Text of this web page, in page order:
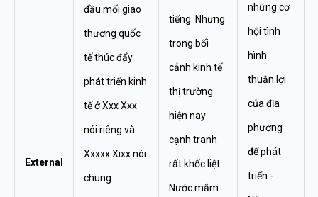
External
đầu mối giao
thương quốc
tế thúc đẩy
phát triển kinh
tế ở Xxx Xxx
nói riêng và
Xxxxx Xixx nói
chung.
tiếng. Nhưng
trong bối
cảnh kinh tế
thị trường
hiện nay
cạnh tranh
rất khốc liệt.
Nước mắm
những cơ
hội tình
hình
thuận lợi
của địa
phương
để phát
triển.-